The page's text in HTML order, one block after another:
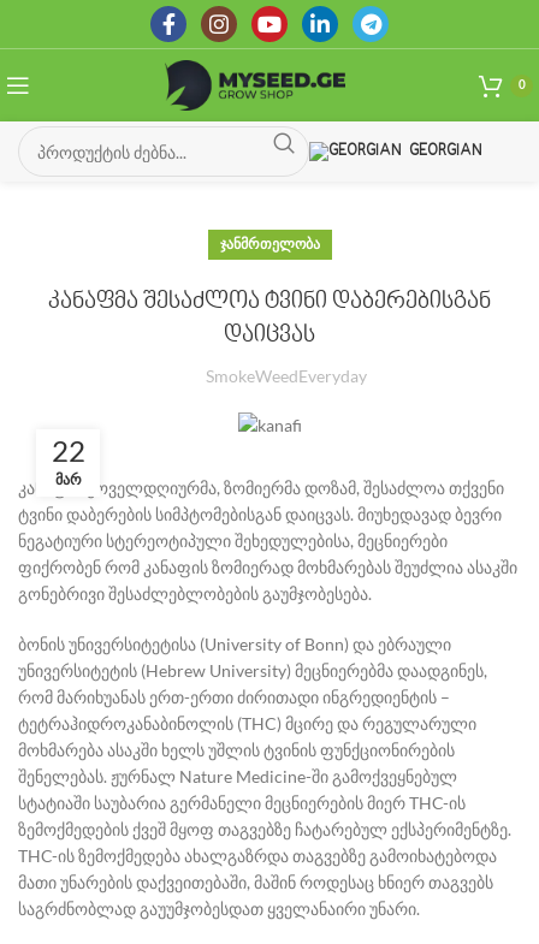
0
GEORGIAN
ᲯᲐᲜᲛᲠᲗᲔᲚᲝᲑᲐ
კანაფმა შესაძლოა ტვინი დაბერებისგან
დაიცვას
SmokeWeedEveryday
22
ᲛᲐᲠ
კანაფის ყოველდღიურმა, ზომიერმა დოზამ, შესაძლოა თქვენი
ტვინი დაბერების სიმპტომებისგან დაიცვას. მიუხედავად ბევრი
ნეგატიური სტერეოტიპული შეხედულებისა, მეცნიერები
ფიქრობენ რომ კანაფის ზომიერად მოხმარებას შეუძლია ასაკში
გონებრივი შესაძლებლობების გაუმჯობესება.
ბონის უნივერსიტეტისა (University of Bonn) და ებრაული
უნივერსიტეტის (Hebrew University) მეცნიერებმა დაადგინეს,
რომ მარიხუანას ერთ-ერთი ძირითადი ინგრედიენტის –
ტეტრაჰიდროკანაბინოლის (THC) მცირე და რეგულარული
მოხმარება ასაკში ხელს უშლის ტვინის ფუნქციონირების
შენელებას. ჟურნალ Nature Medicine-ში გამოქვეყნებულ
სტატიაში საუბარია გერმანელი მეცნიერების მიერ THC-ის
ზემოქმედების ქვეშ მყოფ თაგვებზე ჩატარებულ ექსპერიმენტზე.
THC-ის ზემოქმედება ახალგაზრდა თაგვებზე გამოიხატებოდა
მათი უნარების დაქვეითებაში, მაშინ როდესაც ხნიერ თაგვებს
საგრძნობლად გაუუმჯობესდათ ყველანაირი უნარი.